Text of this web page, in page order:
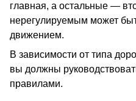
главная, а остальные —
нерегулируемым может
движением.
В зависимости от типа
вы должны
правилами.